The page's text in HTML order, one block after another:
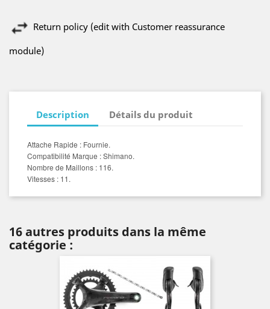
Return policy (edit with Customer reassurance
module)
Description Détails du produit
Attache Rapide : Fournie.
Compatibilité Marque : Shimano.
Nombre de Maillons : 116.
Vitesses : 11.
16 autres produits dans la même
catégorie :